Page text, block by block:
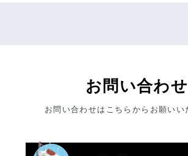
お問い合わせ
お問い合わせはこちらからお願いい